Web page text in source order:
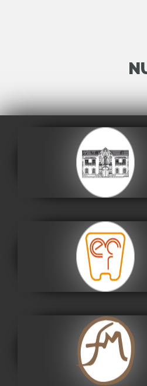
Casa de la
Visitar
Museo
Etnografía y
Visitar
Museo
Montes